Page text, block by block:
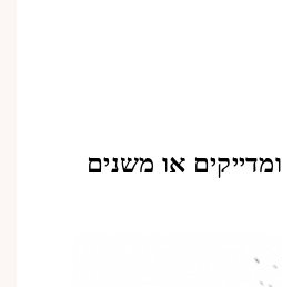
ומדייקים או משנים